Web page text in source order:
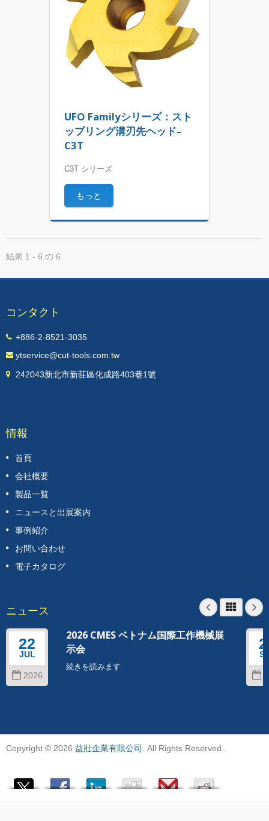
UFO Familyシリーズ：スト
ップリング溝刃先ヘッド–
C3T
C3T シリーズ
もっと
結果 1 - 6 の 6
コンタクト
+886-2-8521-3035
ytservice@cut-tools.com.tw
242043新北市新莊區化成路403巷1號
情報
首頁
会社概要
製品一覧
ニュースと出展案内
事例紹介
お問い合わせ
電子カタログ
ニュース
22
JUL
2026
2026 CMES ベトナム国際工作機械展
示会
続きを読みます
Copyright © 2026 益壯企業有限公司 . All Rights Reserved.